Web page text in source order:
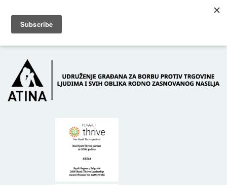
POČETNA O NAMA